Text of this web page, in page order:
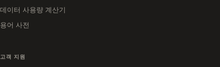
데이터 사용량 계산기
용어 사전
고객 지원